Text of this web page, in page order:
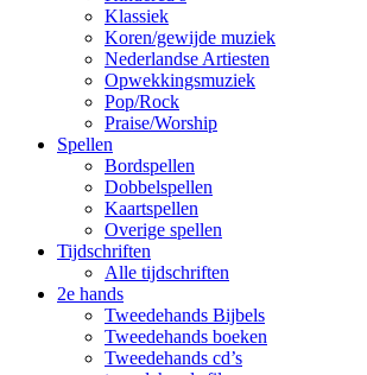
Klassiek
Koren/gewijde muziek
Nederlandse Artiesten
Opwekkingsmuziek
Pop/Rock
Praise/Worship
Spellen
Bordspellen
Dobbelspellen
Kaartspellen
Overige spellen
Tijdschriften
Alle tijdschriften
2e hands
Tweedehands Bijbels
Tweedehands boeken
Tweedehands cd’s